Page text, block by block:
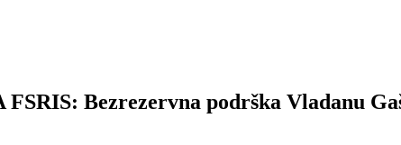
Bezrezervna podrška Vladanu